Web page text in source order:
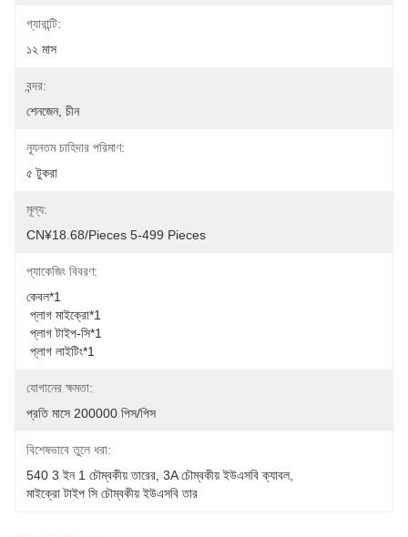
গ্যারান্টি:
১২ মাস
বন্দর:
শেনজেন, চীন
ন্যূনতম চাহিদার পরিমাণ:
৫ টুকরা
মূল্য:
CN¥18.68/pieces 5-499 Pieces
প্যাকেজিং বিবরণ:
কেবল*1
প্লাগ মাইক্রো*1
প্লাগ টাইপ-সি*1
প্লাগ লাইটিং*1
যোগানের ক্ষমতা:
প্রতি মাসে 200000 পিস/পিস
বিশেষভাবে তুলে ধরা:
540 3 ইন 1 চৌম্বকীয় তারের 3A চৌম্বকীয় ইউএসবি ক্যাবল
মাইক্রো টাইপ সি চৌম্বকীয় ইউএসবি তার